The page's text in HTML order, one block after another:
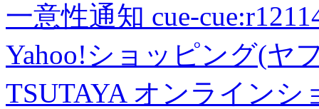
一意性通知 cue-
Yahoo!ショッピング(ヤ
TSUTAYA オンラインシ